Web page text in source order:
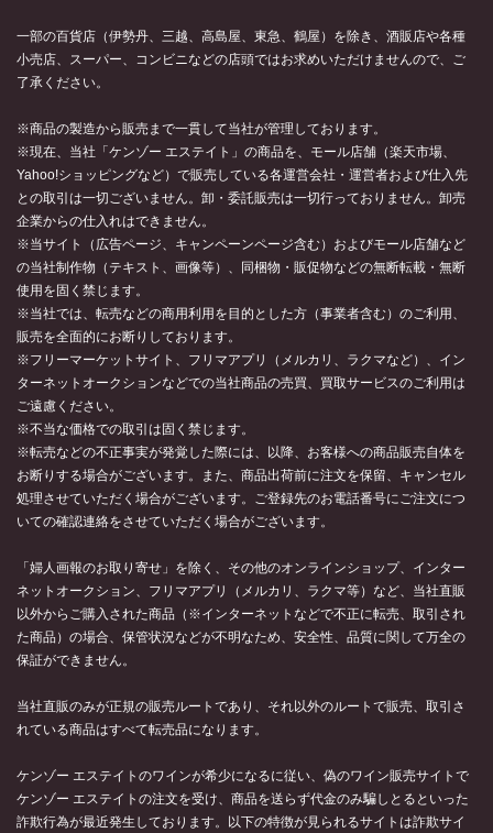
一部の百貨店（伊勢丹、三越、高島屋、東急、鶴屋）を除き、酒販店や各種
小売店、スーパー、コンビニなどの店頭ではお求めいただけませんので、ご
了承ください。
※商品の製造から販売まで一貫して当社が管理しております。
※現在、当社「ケンゾー エステイト」の商品を、モール店舗（楽天市場、
Yahoo!ショッピングなど）で販売している各運営会社・運営者および仕入先
との取引は一切ございません。卸・委託販売は一切行っておりません。卸売
企業からの仕入れはできません。
※当サイト（広告ページ、キャンペーンページ含む）およびモール店舗など
の当社制作物（テキスト、画像等）、同梱物・販促物などの無断転載・無断
使用を固く禁じます。
※当社では、転売などの商用利用を目的とした方（事業者含む）のご利用、
販売を全面的にお断りしております。
※フリーマーケットサイト、フリマアプリ（メルカリ、ラクマなど）、イン
ターネットオークションなどでの当社商品の売買、買取サービスのご利用は
ご遠慮ください。
※不当な価格での取引は固く禁じます。
※転売などの不正事実が発覚した際には、以降、お客様への商品販売自体を
お断りする場合がございます。また、商品出荷前に注文を保留、キャンセル
処理させていただく場合がございます。ご登録先のお電話番号にご注文につ
いての確認連絡をさせていただく場合がございます。
「婦人画報のお取り寄せ」を除く、その他のオンラインショップ、インター
ネットオークション、フリマアプリ（メルカリ、ラクマ等）など、当社直販
以外からご購入された商品（※インターネットなどで不正に転売、取引され
た商品）の場合、保管状況などが不明なため、安全性、品質に関して万全の
保証ができません。
当社直販のみが正規の販売ルートであり、それ以外のルートで販売、取引さ
れている商品はすべて転売品になります。
ケンゾー エステイトのワインが希少になるに従い、偽のワイン販売サイトで
ケンゾー エステイトの注文を受け、商品を送らず代金のみ騙しとるといった
詐欺行為が最近発生しております。以下の特徴が見られるサイトは詐欺サイ